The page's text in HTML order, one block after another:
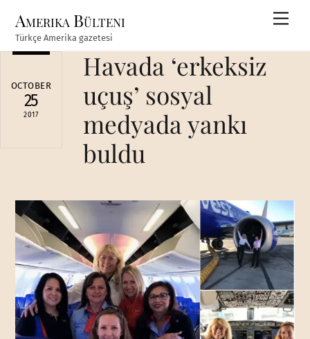
content
Amerika Bülteni
Türkçe Amerika gazetesi
OCTOBER
25
2017
Havada ‘erkeksiz
uçuş’ sosyal
medyada yankı
buldu